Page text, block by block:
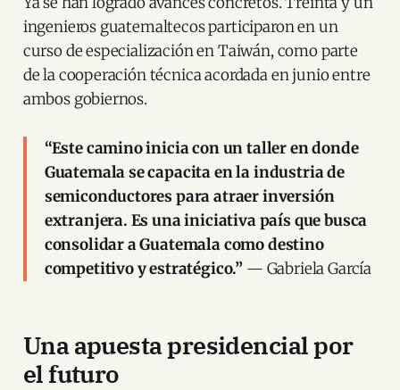
ingenieros guatemaltecos participaron en un
curso de especialización en Taiwán, como parte
de la cooperación técnica acordada en junio entre
ambos gobiernos.
“Este camino inicia con un taller en donde
Guatemala se capacita en la industria de
semiconductores para atraer inversión
extranjera. Es una iniciativa país que busca
consolidar a Guatemala como destino
competitivo y estratégico.” — Gabriela García
Una apuesta presidencial por
el futuro